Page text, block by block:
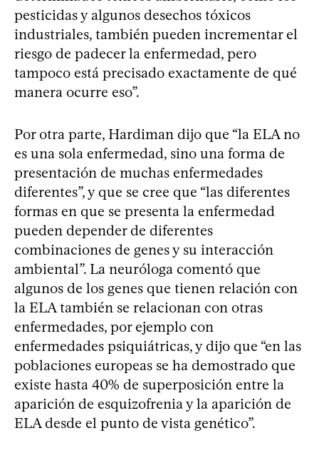
pesticidas y algunos desechos tóxicos
industriales, también pueden incrementar el
riesgo de padecer la enfermedad, pero
tampoco está precisado exactamente de qué
manera ocurre eso”.
Por otra parte, Hardiman dijo que “la ELA no
es una sola enfermedad, sino una forma de
presentación de muchas enfermedades
diferentes”, y que se cree que “las diferentes
formas en que se presenta la enfermedad
pueden depender de diferentes
combinaciones de genes y su interacción
ambiental”. La neuróloga comentó que
algunos de los genes que tienen relación con
la ELA también se relacionan con otras
enfermedades, por ejemplo con
enfermedades psiquiátricas, y dijo que “en las
poblaciones europeas se ha demostrado que
existe hasta 40% de superposición entre la
aparición de esquizofrenia y la aparición de
ELA desde el punto de vista genético”.